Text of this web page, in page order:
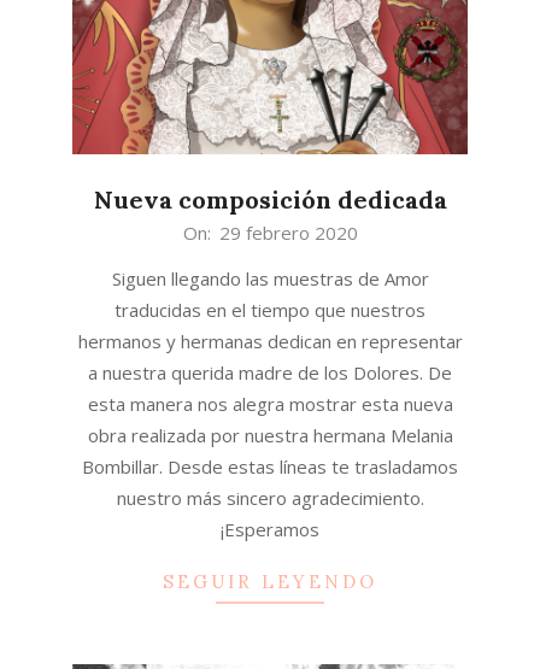
Nueva composición dedicada
On: 29 febrero 2020
Siguen llegando las muestras de Amor
traducidas en el tiempo que nuestros
hermanos y hermanas dedican en representar
a nuestra querida madre de los Dolores. De
esta manera nos alegra mostrar esta nueva
obra realizada por nuestra hermana Melania
Bombillar. Desde estas líneas te trasladamos
nuestro más sincero agradecimiento.
¡Esperamos
SEGUIR LEYENDO